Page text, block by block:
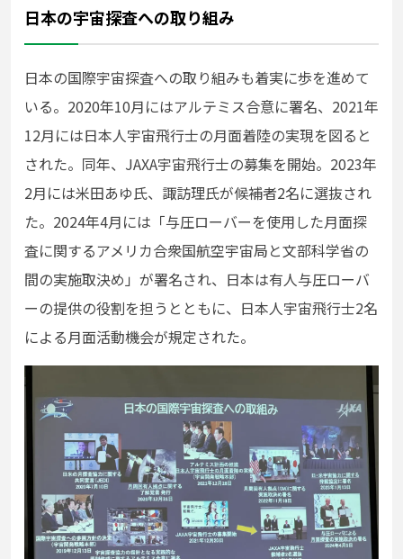
日本の宇宙探査への取り組み
日本の国際宇宙探査への取り組みも着実に歩を進めて
いる。2020年10月にはアルテミス合意に署名、2021年
12月には日本人宇宙飛行士の月面着陸の実現を図ると
された。同年、JAXA宇宙飛行士の募集を開始。2023年
2月には米田あゆ氏、諏訪理氏が候補者2名に選抜され
た。2024年4月には「与圧ローバーを使用した月面探
査に関するアメリカ合衆国航空宇宙局と文部科学省の
間の実施取決め」が署名され、日本は有人与圧ローバ
ーの提供の役割を担うとともに、日本人宇宙飛行士2名
による月面活動機会が規定された。